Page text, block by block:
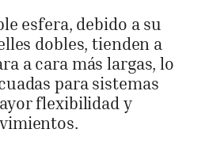
esfera, debido a su
dobles, tienden a
a cara más largas, lo
para sistemas
flexibilidad y